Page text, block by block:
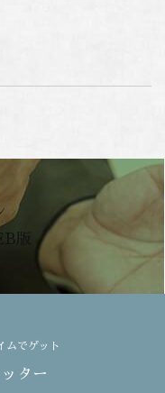
版
ムでゲット
ター